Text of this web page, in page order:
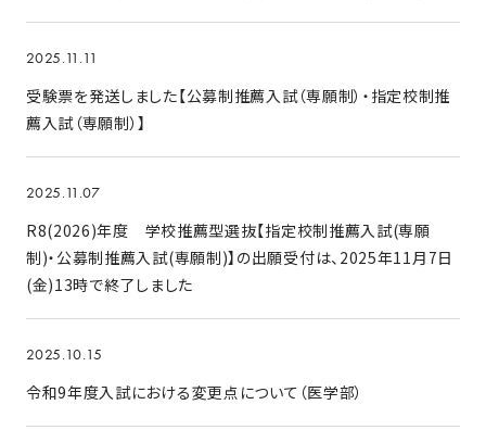
2025.11.11
受験票を発送しました【公募制推薦入試（専願制）・指定校制推
薦入試（専願制）】
2025.11.07
R8(2026)年度 学校推薦型選抜【指定校制推薦入試(専願
制)・公募制推薦入試(専願制)】の出願受付は、2025年11月7日
(金)13時で終了しました
2025.10.15
令和9年度入試における変更点について（医学部）